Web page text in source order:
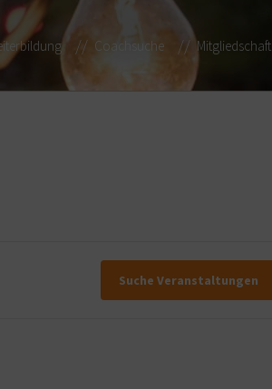
Coachsuche Mitgliedschaft
Suche Veranstaltungen